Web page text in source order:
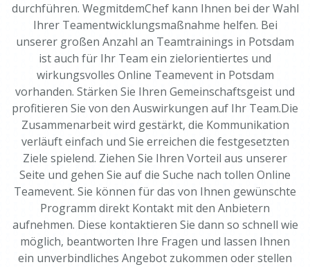
durchführen. WegmitdemChef kann Ihnen bei der Wahl
Ihrer Teamentwicklungsmaßnahme helfen. Bei
unserer großen Anzahl an Teamtrainings in Potsdam
ist auch für Ihr Team ein zielorientiertes und
wirkungsvolles Online Teamevent in Potsdam
vorhanden. Stärken Sie Ihren Gemeinschaftsgeist und
profitieren Sie von den Auswirkungen auf Ihr Team.Die
Zusammenarbeit wird gestärkt, die Kommunikation
verläuft einfach und Sie erreichen die festgesetzten
Ziele spielend. Ziehen Sie Ihren Vorteil aus unserer
Seite und gehen Sie auf die Suche nach tollen Online
Teamevent. Sie können für das von Ihnen gewünschte
Programm direkt Kontakt mit den Anbietern
aufnehmen. Diese kontaktieren Sie dann so schnell wie
möglich, beantworten Ihre Fragen und lassen Ihnen
ein unverbindliches Angebot zukommen oder stellen